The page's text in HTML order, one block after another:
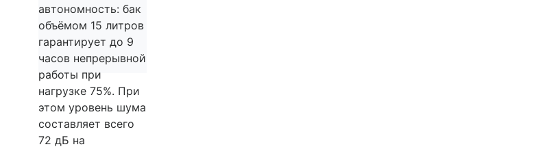
автономность: бак
объёмом 15 литров
гарантирует до 9
часов непрерывной
работы при
нагрузке 75%. При
этом уровень шума
составляет всего
72 дБ на